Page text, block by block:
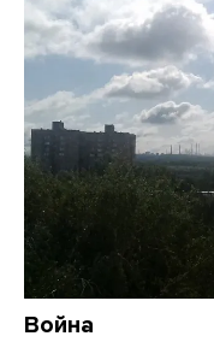
Война